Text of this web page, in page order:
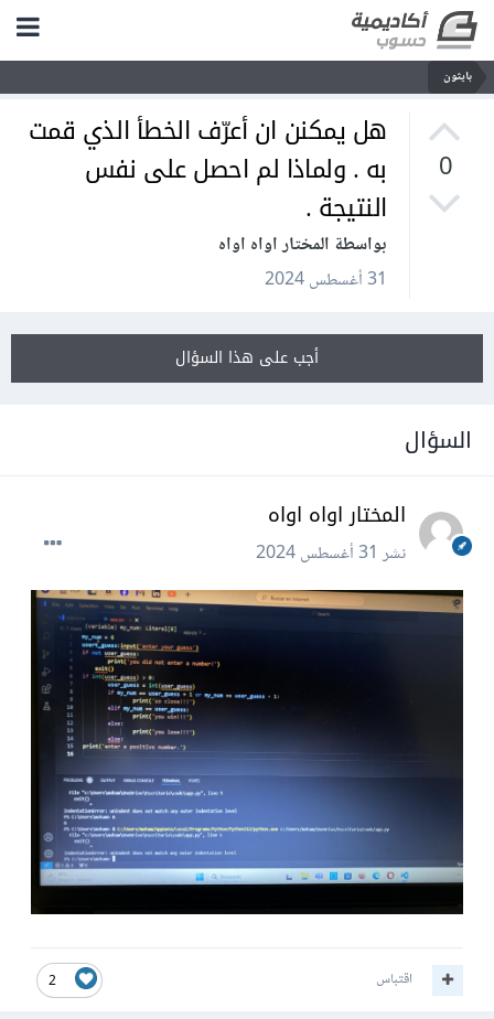
بايثون
0
هل يمكنن ان أعرّف الخطأ الذي قمت
به . ولماذا لم احصل على نفس
النتيجة .
بواسطة المختار اواه اواه
31 أغسطس 2024
أجب على هذا السؤال
السؤال
المختار اواه اواه
نشر31 أغسطس 2024
2 اقتباس